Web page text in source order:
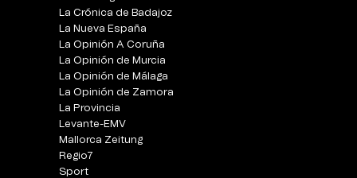
La Crónica de Badajoz
La Nueva España
La Opinión A Coruña
La Opinión de Murcia
La Opinión de Málaga
La Opinión de Zamora
La Provincia
Levante-EMV
Mallorca Zeitung
Regio7
Sport